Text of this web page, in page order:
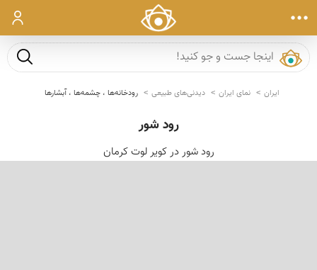
ورود
جست و
ایران نمای ایران دیدنی‌های طبیعی رودخانه‌ها ، چشمه‌ها ، آبشارها
رود شور
رود شور در کویر لوت کرمان